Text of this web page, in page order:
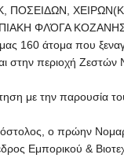
ΠΟΣΕΙΔΩΝ,
ΦΛΌΓΑ
160 άτομα που
στην περιοχή Ζεστών
με την παρουσία
ο πρώην
Εμπορικού &